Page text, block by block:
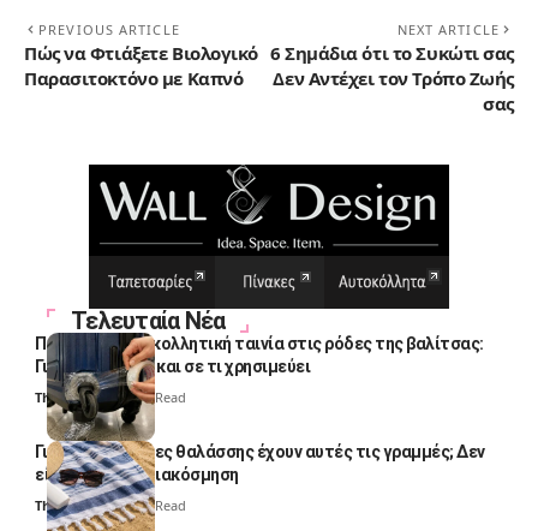
PREVIOUS ARTICLE
Πώς να Φτιάξετε Βιολογικό
Παρασιτοκτόνο με Καπνό
NEXT ARTICLE
6 Σημάδια ότι το Συκώτι σας
Δεν Αντέχει τον Τρόπο Ζωής
σας
Τελευταία Νέα
Πολλοί βάζουν κολλητική ταινία στις ρόδες της βαλίτσας:
Γιατί το κάνουν και σε τι χρησιμεύει
Thali Ombre 4 Min Read
Γιατί οι πετσέτες θαλάσσης έχουν αυτές τις γραμμές; Δεν
είναι μόνο για διακόσμηση
Thali Ombre5 Min Read